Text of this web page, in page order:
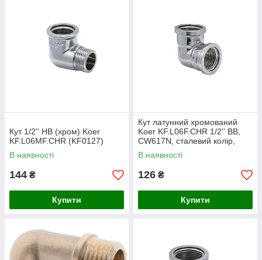
Кут 1/2'' НВ (хром) Koer
KF.L06MF.CHR (KF0127)
В наявності
144 ₴
Купити
Кут латунний хромований
Koer KF.L06F.CHR 1/2'' ВВ,
CW617N, сталевий колір,
Чехія (KF0124)
В наявності
126 ₴
Купити